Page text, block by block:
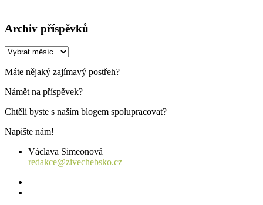
Archiv příspěvků
Archiv
Máte nějaký zajímavý postřeh?
Námět na příspěvek?
Chtěli byste s naším blogem spolupracovat?
Napište nám!
Václava Simeonová
redakce@zivechebsko.cz